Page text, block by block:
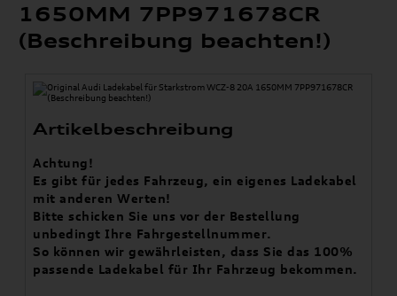
1650MM 7PP971678CR
(Beschreibung beachten!)
Artikelbeschreibung
Achtung!
Es gibt für jedes Fahrzeug, ein eigenes Ladekabel
mit anderen Werten!
Bitte schicken Sie uns vor der Bestellung
unbedingt Ihre Fahrgestellnummer.
So können wir gewährleisten, dass Sie das 100%
passende Ladekabel für Ihr Fahrzeug bekommen.